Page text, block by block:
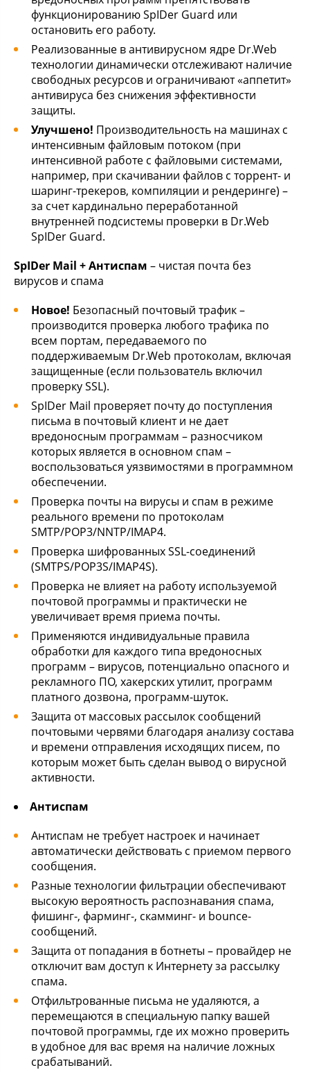
функционированию SpIDer Guard или
остановить его работу.
Реализованные в антивирусном ядре Dr.Web
технологии динамически отслеживают наличие
свободных ресурсов и ограничивают «аппетит»
антивируса без снижения эффективности
защиты.
Улучшено! Производительность на машинах с
интенсивным файловым потоком (при
интенсивной работе с файловыми системами,
например, при скачивании файлов с торрент- и
шаринг-трекеров, компиляции и рендеринге) –
за счет кардинально переработанной
внутренней подсистемы проверки в Dr.Web
SpIDer Guard.
SpIDer Mail + Антиспам – чистая почта без
вирусов и спама
Новое! Безопасный почтовый трафик –
производится проверка любого трафика по
всем портам, передаваемого по
поддерживаемым Dr.Web протоколам, включая
защищенные (если пользователь включил
проверку SSL).
SpIDer Mail проверяет почту до поступления
письма в почтовый клиент и не дает
вредоносным программам – разносчиком
которых является в основном спам –
воспользоваться уязвимостями в программном
обеспечении.
Проверка почты на вирусы и спам в режиме
реального времени по протоколам
SMTP/POP3/NNTP/IMAP4.
Проверка шифрованных SSL-соединений
(SMTPS/POP3S/IMAP4S).
Проверка не влияет на работу используемой
почтовой программы и практически не
увеличивает время приема почты.
Применяются индивидуальные правила
обработки для каждого типа вредоносных
программ – вирусов, потенциально опасного и
рекламного ПО, хакерских утилит, программ
платного дозвона, программ-шуток.
Защита от массовых рассылок сообщений
почтовыми червями благодаря анализу состава
и времени отправления исходящих писем, по
которым может быть сделан вывод о вирусной
активности.
Антиспам
Антиспам не требует настроек и начинает
автоматически действовать с приемом первого
сообщения.
Разные технологии фильтрации обеспечивают
высокую вероятность распознавания спама,
фишинг-, фарминг-, скамминг- и bounce-
сообщений.
Защита от попадания в ботнеты – провайдер не
отключит вам доступ к Интернету за рассылку
спама.
Отфильтрованные письма не удаляются, а
перемещаются в специальную папку вашей
почтовой программы, где их можно проверить
в удобное для вас время на наличие ложных
срабатываний.